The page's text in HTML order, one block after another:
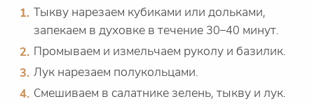
Тыкву нарезаем кубиками или дольками,
запекаем в духовке в течение 30–40 минут.
Промываем и измельчаем руколу и базилик.
Лук нарезаем полукольцами.
Смешиваем в салатнике зелень, тыкву и лук.